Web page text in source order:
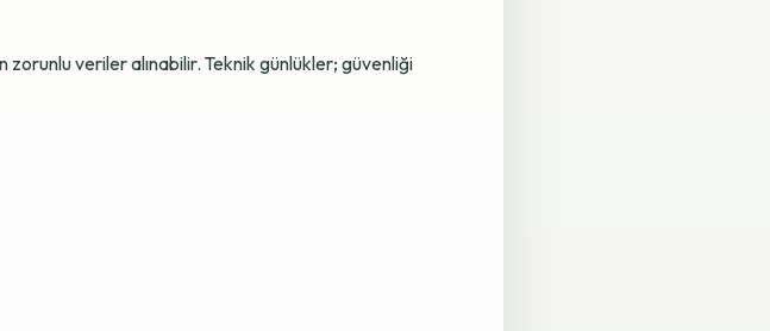
veriler alınabilir. Teknik günlükler; güvenliği